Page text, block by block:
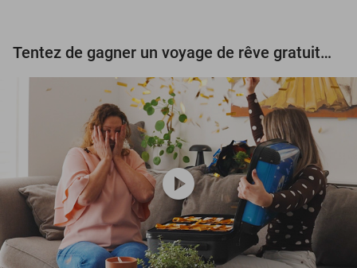
Tentez de gagner un voyage de rêve gratuit d'une valeur de 3.000 € !
play_circle